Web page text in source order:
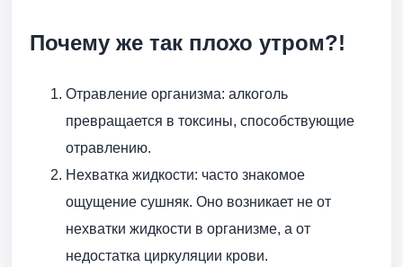
Почему же так плохо утром?!
Отравление организма: алкоголь
превращается в токсины, способствующие
отравлению.
Нехватка жидкости: часто знакомое
ощущение сушняк. Оно возникает не от
нехватки жидкости в организме, а от
недостатка циркуляции крови.